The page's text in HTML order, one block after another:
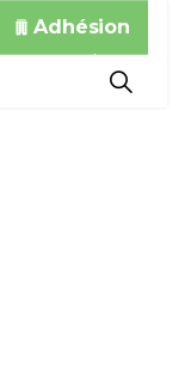
Adhésion